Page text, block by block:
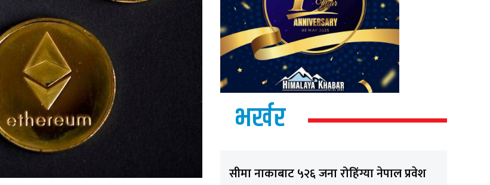
भर्खर
सीमा नाकाबाट ५२६ जना रोहिंग्या नेपाल प्रवेश